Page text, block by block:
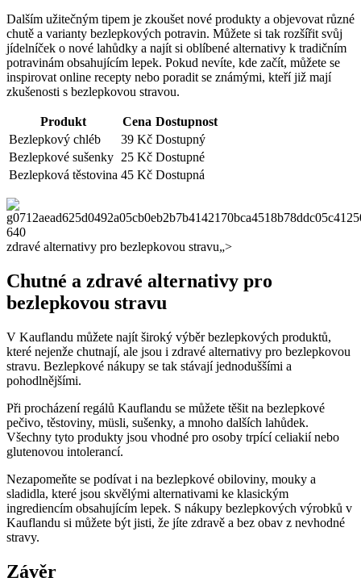
Dalším užitečným tipem je zkoušet nové produkty a objevovat různé
chutě a varianty bezlepkových potravin. Můžete si tak rozšířit svůj
jídelníček o nové lahůdky a najít si oblíbené alternativy k tradičním
potravinám obsahujícím lepek. Pokud nevíte, kde začít, můžete se
inspirovat online recepty nebo poradit se známými, kteří již mají
zkušenosti s bezlepkovou stravou.
Produkt Cena Dostupnost
Bezlepkový chléb
39 Kč Dostupný
Bezlepkové sušenky 25 Kč Dostupné
Bezlepková těstovina 45 Kč Dostupná
zdravé alternativy pro bezlepkovou stravu„>
Chutné a zdravé alternativy pro
bezlepkovou stravu
V Kauflandu můžete najít široký výběr bezlepkových produktů,
které nejenže chutnají, ale jsou i zdravé alternativy pro bezlepkovou
stravu. Bezlepkové nákupy se tak stávají jednoduššími a
pohodlnějšími.
Při procházení regálů Kauflandu se můžete těšit na bezlepkové
pečivo, těstoviny, müsli, sušenky, a mnoho dalších lahůdek.
Všechny tyto produkty jsou vhodné pro osoby trpící celiakií nebo
glutenovou intolerancí.
Nezapomeňte se podívat i na bezlepkové obiloviny, mouky a
sladidla, které jsou skvělými alternativami ke klasickým
ingrediencím obsahujícím lepek. S nákupy bezlepkových výrobků v
Kauflandu si můžete být jisti, že jíte zdravě a bez obav z nevhodné
stravy.
Závěr